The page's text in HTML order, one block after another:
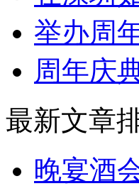
举办周
周年庆
最新文章
晚宴酒